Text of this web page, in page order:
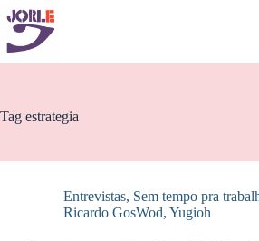
Pular
para
conteúdo
Tag estrategia
Entrevistas, Sem tempo pra
Ricardo GosWod, Yugioh